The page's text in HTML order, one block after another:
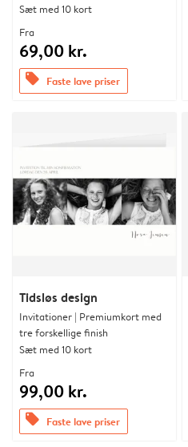
Sæt med 10 kort
Fra
69,00 kr.
offers Faste lave priser
Tidsløs design
Invitationer | Premiumkort med
tre forskellige finish
Sæt med 10 kort
Fra
99,00 kr.
offers Faste lave priser